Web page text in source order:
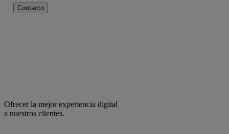
Contacto
Ofrecer la mejor experiencia digital
a nuestros clientes.